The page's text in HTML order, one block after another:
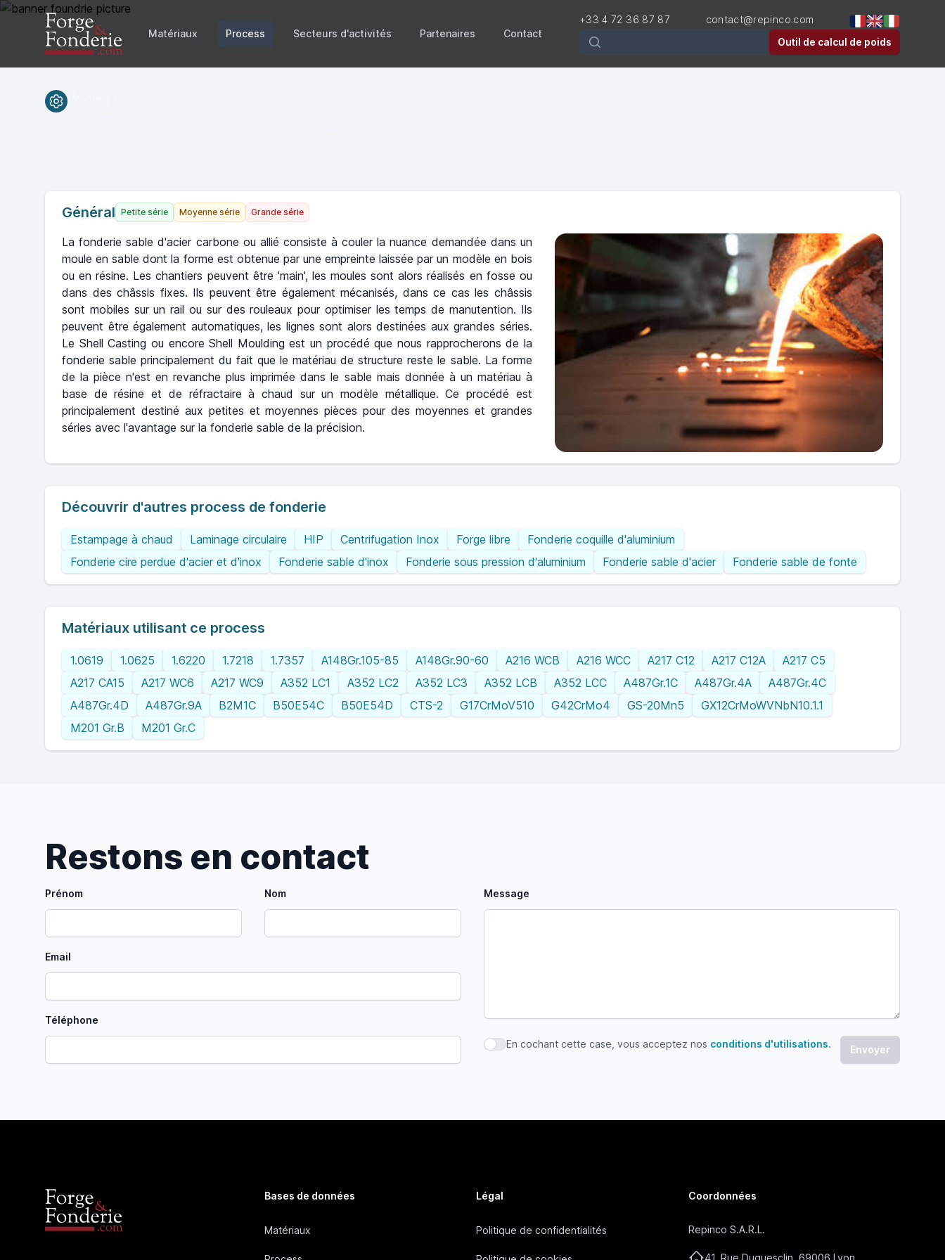
Matériaux Process Secteurs d'activités Partenaires Contact
+33 4 72 36 87 87 contact@repinco.com
Rechercher Outil de calcul de poids
Général Petite série Moyenne série Grande série
La fonderie sable d'acier carbone ou allié consiste à couler la nuance demandée dans un
moule en sable dont la forme est obtenue par une empreinte laissée par un modèle en bois
ou en résine. Les chantiers peuvent être 'main', les moules sont alors réalisés en fosse ou
dans des châssis fixes. Ils peuvent être également mécanisés, dans ce cas les châssis
sont mobiles sur un rail ou sur des rouleaux pour optimiser les temps de manutention. Ils
peuvent être également automatiques, les lignes sont alors destinées aux grandes séries.
Le Shell Casting ou encore Shell Moulding est un procédé que nous rapprocherons de la
fonderie sable principalement du fait que le matériau de structure reste le sable. La forme
de la pièce n'est en revanche plus imprimée dans le sable mais donnée à un matériau à
base de résine et de réfractaire à chaud sur un modèle métallique. Ce procédé est
principalement destiné aux petites et moyennes pièces pour des moyennes et grandes
séries avec l'avantage sur la fonderie sable de la précision.
Découvrir d'autres process de fonderie
Estampage à chaud Laminage circulaire HIP Centrifugation Inox Forge libre
Fonderie coquille d'aluminium
Fonderie cire perdue d'acier et d'inox
Fonderie sable d'inox Fonderie sous pression d'aluminium Fonderie sable d'acier Fonderie sable de fonte
Matériaux utilisant ce process
1.0619 1.0625 1.6220 1.7218 1.7357 A148Gr.105-85 A148Gr.90-60 A216 WCB A216 WCC A217 C12 A217 C12A
A217 C5
A217 CA15
A217 WC6 A217 WC9 A352 LC1 A352 LC2 A352 LC3 A352 LCB A352 LCC A487Gr.1C A487Gr.4A
A487Gr.4C
A487Gr.4D
A487Gr.9A B2M1C B50E54C B50E54D CTS-2 G17CrMoV510 G42CrMo4 GS-20Mn5
GX12CrMoWVNbN10.1.1
M201 Gr.B
M201 Gr.C
Restons en contact
Prénom Nom
Email
Téléphone
Message
En cochant cette case, vous acceptez nos conditions d'utilisations
En cochant cette case, vous acceptez nos conditions d'utilisations.
Bases de données
Matériaux
Légal
Politique de confidentialités
Coordonnées
Repinco S.A.R.L.
41, Rue Duguesclin, 69006 Lyon